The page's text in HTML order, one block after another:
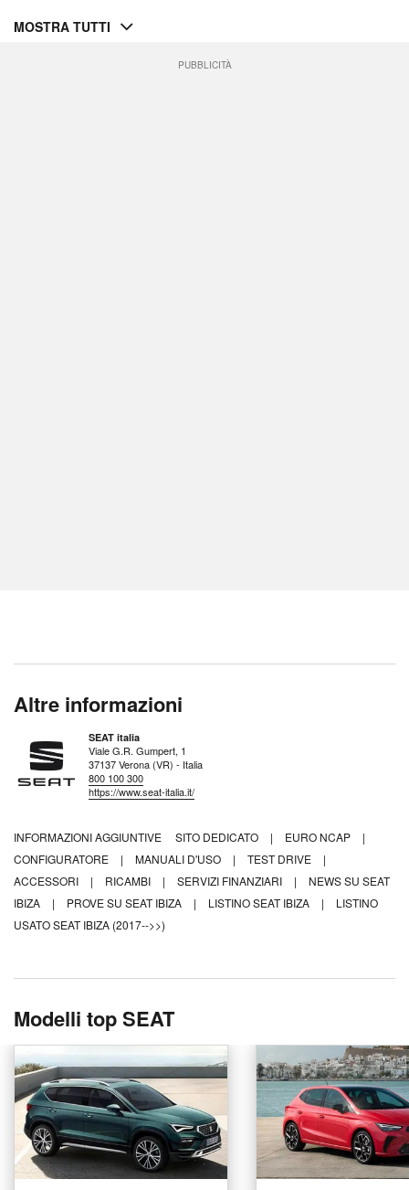
MOSTRA TUTTI
PUBBLICITÀ
Altre informazioni
SEAT italia
Viale G.R. Gumpert, 1
37137 Verona (VR) - Italia
800 100 300
https://www.seat-italia.it/
INFORMAZIONI AGGIUNTIVE SITO DEDICATO | EURO NCAP
|
CONFIGURATORE
| MANUALI D'USO | TEST DRIVE
|
ACCESSORI
| RICAMBI | SERVIZI FINANZIARI |
NEWS SU SEAT
IBIZA
| PROVE SU SEAT IBIZA | LISTINO SEAT IBIZA |
LISTINO
USATO SEAT IBIZA (2017-->>)
Modelli top SEAT